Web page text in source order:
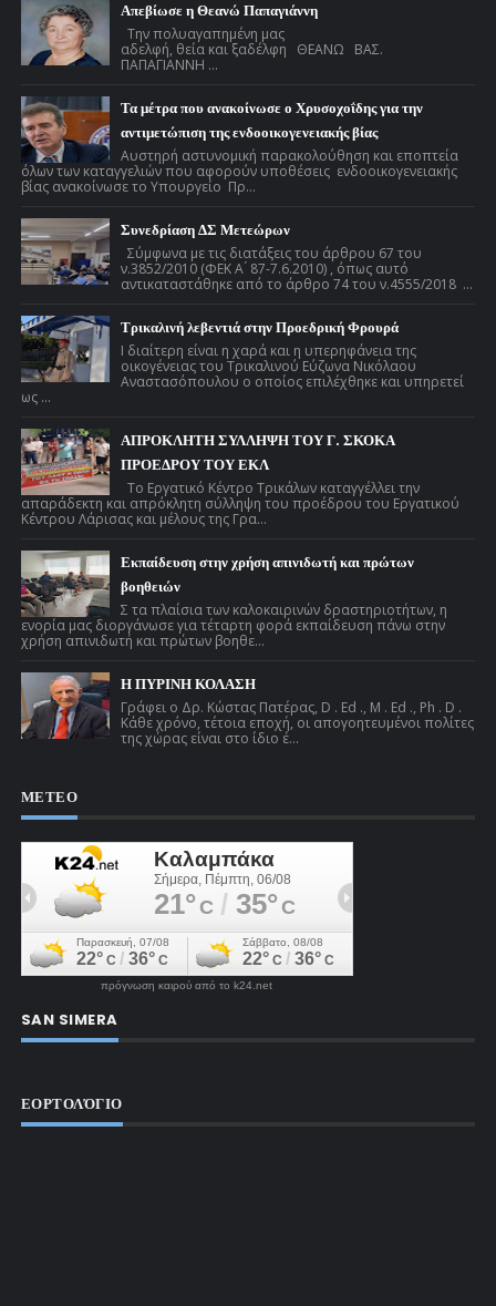
Απεβίωσε η Θεανώ Παπαγιάννη
Την πολυαγαπημένη μας
αδελφή, θεία και ξαδέλφη ΘΕΑΝΩ ΒΑΣ.
ΠΑΠΑΓΙΑΝΝΗ ...
Τα μέτρα που ανακοίνωσε ο Χρυσοχοΐδης για την
αντιμετώπιση της ενδοοικογενειακής βίας
Αυστηρή αστυνομική παρακολούθηση και εποπτεία
όλων των καταγγελιών που αφορούν υποθέσεις ενδοοικογενειακής
βίας ανακοίνωσε το Υπουργείο Πρ...
Συνεδρίαση ΔΣ Μετεώρων
Σύμφωνα με τις διατάξεις του άρθρου 67 του
ν.3852/2010 (ΦΕΚ Α ́ 87-7.6.2010) , όπως αυτό
αντικαταστάθηκε από το άρθρο 74 του ν.4555/2018 ...
Τρικαλινή λεβεντιά στην Προεδρική Φρουρά
Ι διαίτερη είναι η χαρά και η υπερηφάνεια της
οικογένειας του Τρικαλινού Εύζωνα Νικόλαου
Αναστασόπουλου ο οποίος επιλέχθηκε και υπηρετεί
ως ...
ΑΠΡΟΚΛΗΤΗ ΣΥΛΛΗΨΗ ΤΟΥ Γ. ΣΚΟΚΑ
ΠΡΟΕΔΡΟΥ ΤΟΥ ΕΚΛ
Το Εργατικό Κέντρο Τρικάλων καταγγέλλει την
απαράδεκτη και απρόκλητη σύλληψη του προέδρου του Εργατικού
Κέντρου Λάρισας και μέλους της Γρα...
Εκπαίδευση στην χρήση απινιδωτή και πρώτων
βοηθειών
Σ τα πλαίσια των καλοκαιρινών δραστηριοτήτων, η
ενορία μας διοργάνωσε για τέταρτη φορά εκπαίδευση πάνω στην
χρήση απινιδωτή και πρώτων βοηθε...
Η ΠΥΡΙΝΗ ΚΟΛΑΣΗ
Γράφει ο Δρ. Κώστας Πατέρας, D . Ed ., M . Ed ., Ph . D .
Κάθε χρόνο, τέτοια εποχή, οι απογοητευμένοι πολίτες
της χώρας είναι στο ίδιο έ...
ΜΕΤΕΟ
πρόγνωση καιρού από το k24.net
SAN SIMERA
ΕΟΡΤΟΛΌΓΙΟ